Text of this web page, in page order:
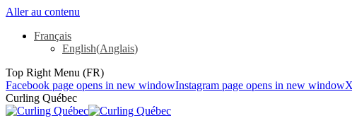
Aller au contenu
Français
English(Anglais)
Top Right Menu (FR)
Facebook page opens in new windowInstagram page opens in new window
Curling Québec